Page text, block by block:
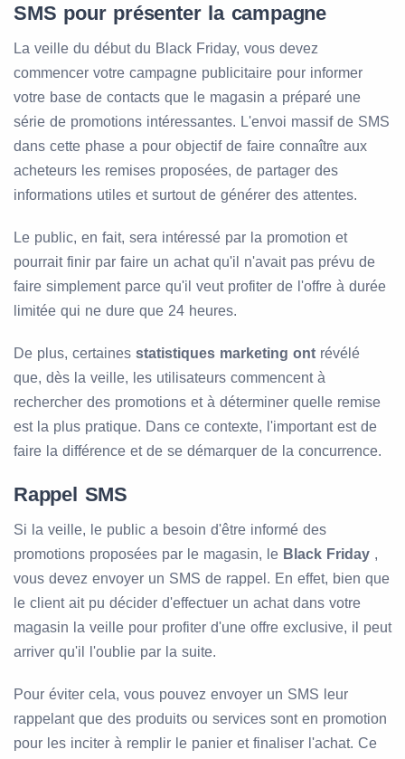
SMS pour présenter la campagne
La veille du début du Black Friday, vous devez
commencer votre campagne publicitaire pour informer
votre base de contacts que le magasin a préparé une
série de promotions intéressantes. L'envoi massif de SMS
dans cette phase a pour objectif de faire connaître aux
acheteurs les remises proposées, de partager des
informations utiles et surtout de générer des attentes.
Le public, en fait, sera intéressé par la promotion et
pourrait finir par faire un achat qu'il n'avait pas prévu de
faire simplement parce qu'il veut profiter de l'offre à durée
limitée qui ne dure que 24 heures.
De plus, certaines statistiques marketing ont révélé
que, dès la veille, les utilisateurs commencent à
rechercher des promotions et à déterminer quelle remise
est la plus pratique. Dans ce contexte, l'important est de
faire la différence et de se démarquer de la concurrence.
Rappel SMS
Si la veille, le public a besoin d'être informé des
promotions proposées par le magasin, le Black Friday ,
vous devez envoyer un SMS de rappel. En effet, bien que
le client ait pu décider d'effectuer un achat dans votre
magasin la veille pour profiter d'une offre exclusive, il peut
arriver qu'il l'oublie par la suite.
Pour éviter cela, vous pouvez envoyer un SMS leur
rappelant que des produits ou services sont en promotion
pour les inciter à remplir le panier et finaliser l'achat. Ce